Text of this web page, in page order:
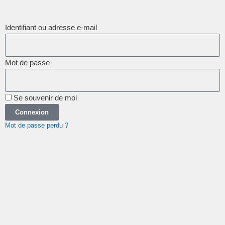
Identifiant ou adresse e-mail
Mot de passe
Se souvenir de moi
Connexion
Mot de passe perdu ?